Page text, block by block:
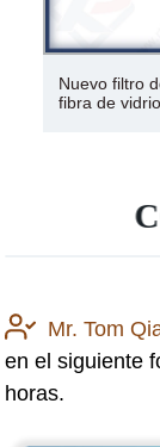
Nuevo filtro
fibra de
Mr. Tom
en el siguiente
horas.